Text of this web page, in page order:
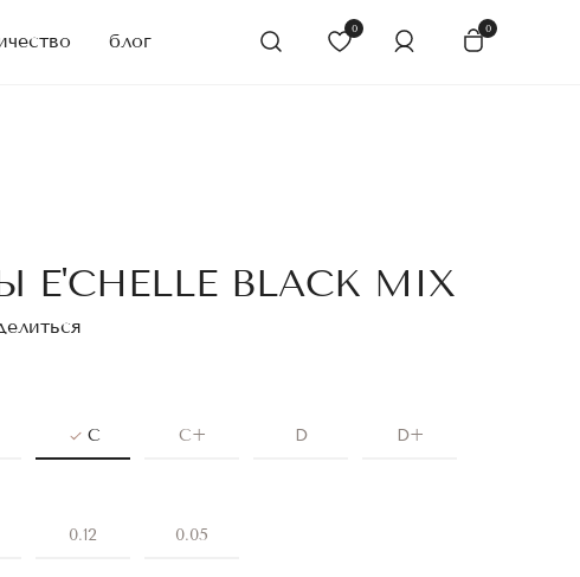
0 0
блог
BLACK MIX
C C+ D D+
0.12 0.05